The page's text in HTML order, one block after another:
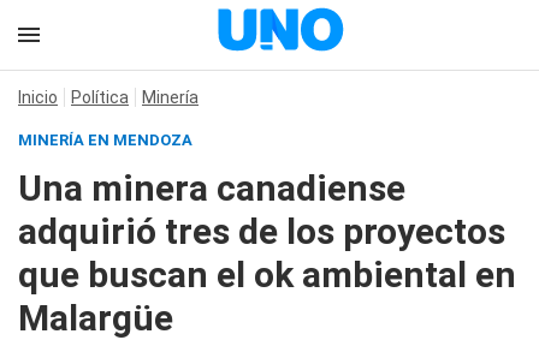
Inicio Política Minería
MINERÍA EN MENDOZA
Una minera canadiense
adquirió tres de los proyectos
que buscan el ok ambiental en
Malargüe